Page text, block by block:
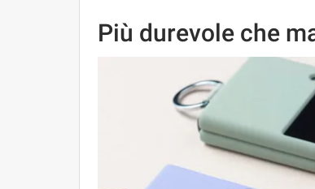
Più durevole che